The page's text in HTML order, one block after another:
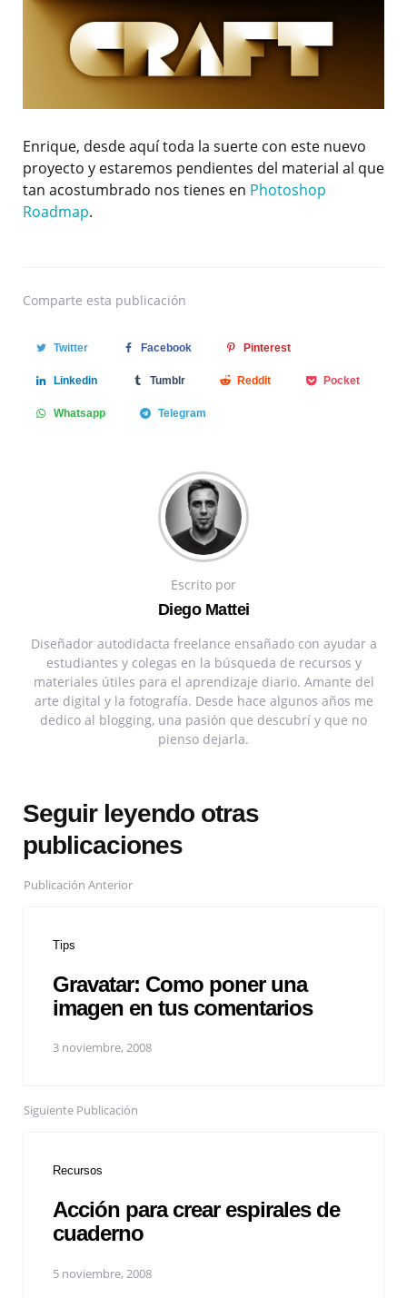
Enrique, desde aquí toda la suerte con este nuevo
proyecto y estaremos pendientes del material al que
tan acostumbrado nos tienes en Photoshop
Roadmap.
Comparte esta publicación
Twitter Facebook Pinterest
Linkedin Tumblr Reddit Pocket
Whatsapp Telegram
Escrito por
Diego Mattei
Diseñador autodidacta freelance ensañado con ayudar a
estudiantes y colegas en la búsqueda de recursos y
materiales útiles para el aprendizaje diario. Amante del
arte digital y la fotografía. Desde hace algunos años me
dedico al blogging, una pasión que descubrí y que no
pienso dejarla.
Seguir leyendo otras
publicaciones
Publicación Anterior
Tips
Gravatar: Como poner una
imagen en tus comentarios
3 noviembre, 2008
Siguiente Publicación
Recursos
Acción para crear espirales de
cuaderno
5 noviembre, 2008